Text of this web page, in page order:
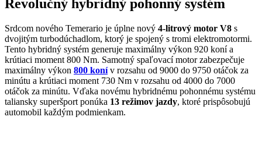
Revolučný hybridný pohonný systém
Srdcom nového Temerario je úplne nový 4-litrový motor V8 s
dvojitým turbodúchadlom, ktorý je spojený s tromi elektromotormi.
Tento hybridný systém generuje maximálny výkon 920 koní a
krútiaci moment 800 Nm. Samotný spaľovací motor zabezpečuje
maximálny výkon 800 konív rozsahu od 9000 do 9750 otáčok za
minútu a krútiaci moment 730 Nm v rozsahu od 4000 do 7000
otáčok za minútu. Vďaka novému hybridnému pohonnému systému
taliansky superšport ponúka 13 režimov jazdy, ktoré prispôsobujú
automobil každým podmienkam.